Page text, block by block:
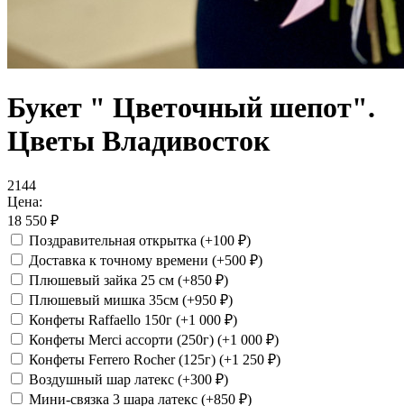
Букет " Цветочный шепот".
Цветы Владивосток
2144
Цена:
18 550 ₽
Поздравительная открытка (+100 ₽)
Доставка к точному времени (+500 ₽)
Плюшевый зайка 25 см (+850 ₽)
Плюшевый мишка 35см (+950 ₽)
Конфеты Raffaello 150г (+1 000 ₽)
Конфеты Merci ассорти (250г) (+1 000 ₽)
Конфеты Ferrero Rocher (125г) (+1 250 ₽)
Воздушный шар латекс (+300 ₽)
Мини-связка 3 шара латекс (+850 ₽)